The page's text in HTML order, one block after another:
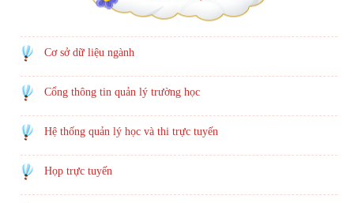
Cơ sở dữ liệu ngành
Cổng thông tin quản lý trường học
Hệ thống quản lý học và thi trực tuyến
Họp trực tuyến